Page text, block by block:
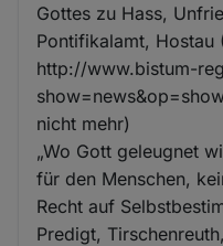
Gottes zu Hass,
Pontifikalamt, Hostau
http://www.bistum-
nicht mehr)
„Wo Gott geleugnet
für den Menschen,
Recht auf
Predigt,